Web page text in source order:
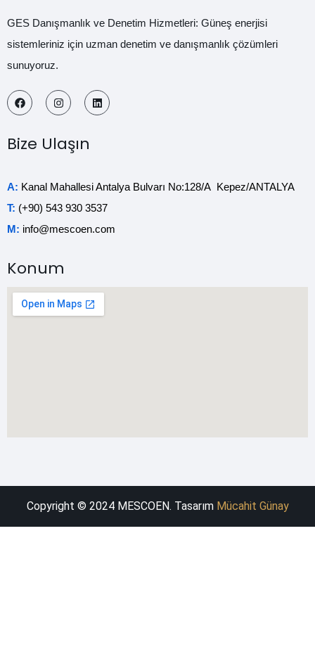
GES Danışmanlık ve Denetim Hizmetleri: Güneş enerjisi
sistemleriniz için uzman denetim ve danışmanlık çözümleri
sunuyoruz.
Bize Ulaşın
A: Kanal Mahallesi Antalya Bulvarı No:128/A Kepez/ANTALYA
T: (+90) 543 930 3537
M: info@mescoen.com
Konum
Copyright © 2024 MESCOEN. Tasarım Mücahit Günay